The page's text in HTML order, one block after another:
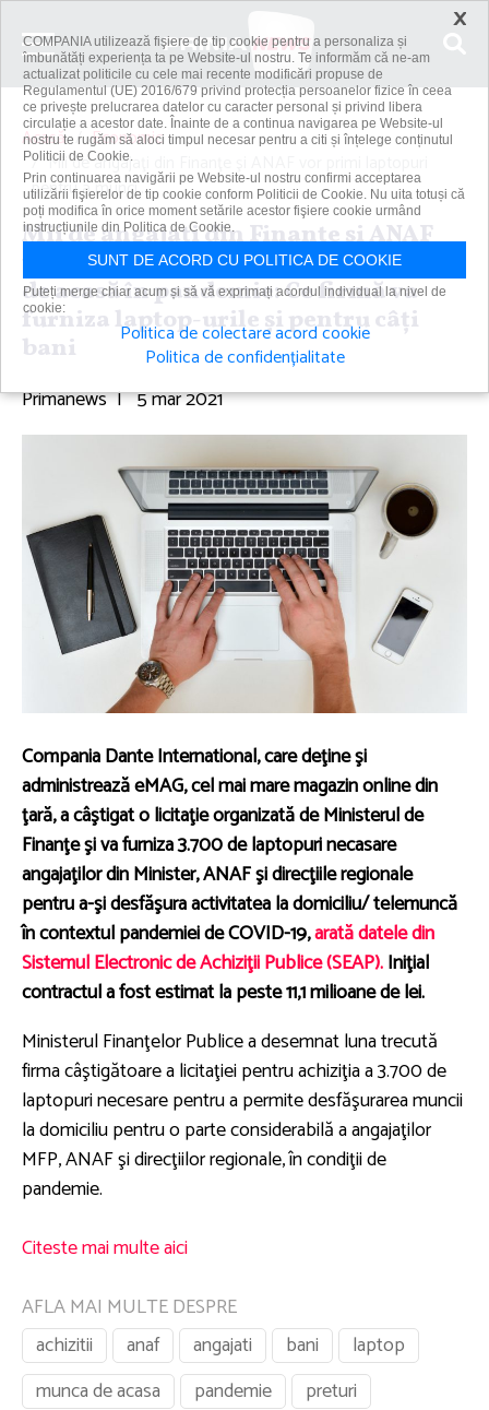
Acasă
Economic
​Mii de angajaţi din Finanţe şi ANAF vor primi laptopuri
pentru a munci...
​Mii de angajaţi din Finanţe şi ANAF
vor primi laptopuri pentru a munci
de acasă în pandemie: Ce firmă va
furniza laptop-urile şi pentru câţi
bani
Primanews | 5 mar 2021
​Compania Dante International, care deţine şi
administrează eMAG, cel mai mare magazin online din
ţară, a câştigat o licitaţie organizată de Ministerul de
Finanţe şi va furniza 3.700 de laptopuri necasare
angajaţilor din Minister, ANAF şi direcţiile regionale
pentru a-şi desfăşura activitatea la domiciliu/ telemuncă
în contextul pandemiei de COVID-19,arată datele din
Sistemul Electronic de Achiziţii Publice (SEAP).Iniţial
contractul a fost estimat la peste 11,1 milioane de lei.
Ministerul Finanţelor Publice a desemnat luna trecută
firma câştigătoare a licitaţiei pentru achiziţia a 3.700 de
laptopuri necesare pentru a permite desfăşurarea muncii
la domiciliu pentru o parte considerabilă a angajaţilor
MFP, ANAF şi direcţiilor regionale, în condiţii de
pandemie.
Citeste mai multe aici
AFLA MAI MULTE DESPRE
achizitii
anaf angajati bani
laptop
munca de acasa
pandemie
preturi
×
COMPANIA utilizează fişiere de tip cookie pentru a personaliza și
îmbunătăți experiența ta pe Website-ul nostru. Te informăm că ne-am
actualizat politicile cu cele mai recente modificări propuse de
Regulamentul (UE) 2016/679 privind protecția persoanelor fizice în ceea
ce privește prelucrarea datelor cu caracter personal și privind libera
circulație a acestor date. Înainte de a continua navigarea pe Website-ul
nostru te rugăm să aloci timpul necesar pentru a citi și înțelege conținutul
Politicii de Cookie.
Prin continuarea navigării pe Website-ul nostru confirmi acceptarea
utilizării fişierelor de tip cookie conform Politicii de Cookie. Nu uita totuși că
poți modifica în orice moment setările acestor fişiere cookie urmând
instrucțiunile din Politica de Cookie.
SUNT DE ACORD CU POLITICA DE COOKIE
Puteți merge chiar acum și să vă exprimați acordul individual la nivel de
cookie:
Politica de colectare acord cookie
Politica de confidențialitate